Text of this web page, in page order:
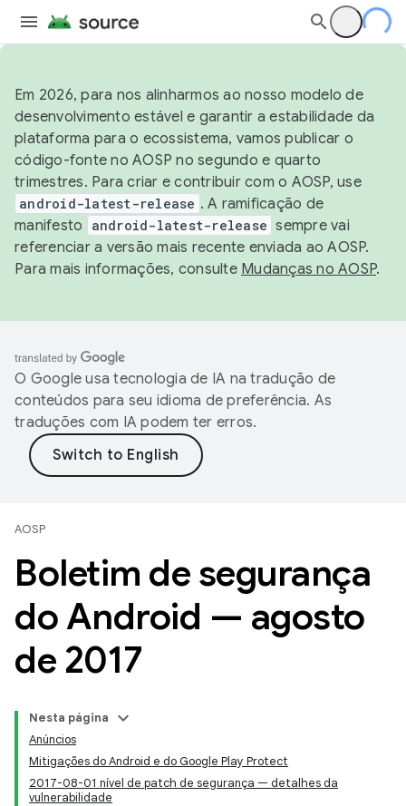
Em 2026, para nos alinharmos ao nosso modelo de
desenvolvimento estável e garantir a estabilidade da
plataforma para o ecossistema, vamos publicar o
código-fonte no AOSP no segundo e quarto
trimestres. Para criar e contribuir com o AOSP, use
android-latest-release . A ramificação de
manifesto
android-latest-release sempre vai
referenciar a versão mais recente enviada ao AOSP.
Para mais informações, consulte Mudanças no AOSP.
O Google usa tecnologia de IA na tradução de
conteúdos para seu idioma de preferência. As
traduções com IA podem ter erros.
AOSP
Boletim de segurança
do Android — agosto
de 2017
Nesta página
Anúncios
Mitigações do Android e do Google Play Protect
2017-08-01 nível de patch de segurança — detalhes da
vulnerabilidade